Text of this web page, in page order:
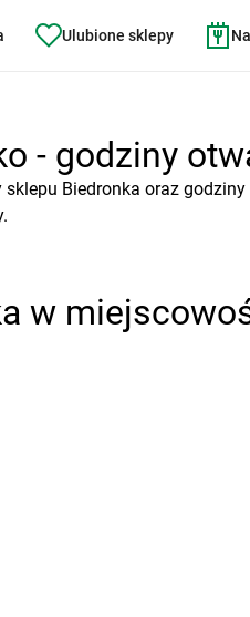
Ulubione sklepy
- godziny
Biedronka oraz
w